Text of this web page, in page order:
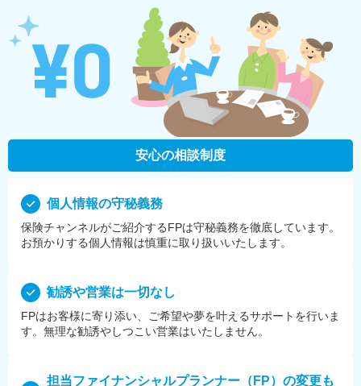
安心の相談制度
個⼈情報の守秘義務
保険チャンネルがご紹介するFPは守秘義務を徹底しています。
お預かりする個⼈情報は慎重に取り扱いいたします。
勧誘や営業は⼀切なし
FPはお客様に寄り添い、ご希望や夢を叶えるサポートを⾏いま
す。無理な勧誘やしつこい営業はいたしません。
担当ファイナンシャルプランナー（FP）の変更も